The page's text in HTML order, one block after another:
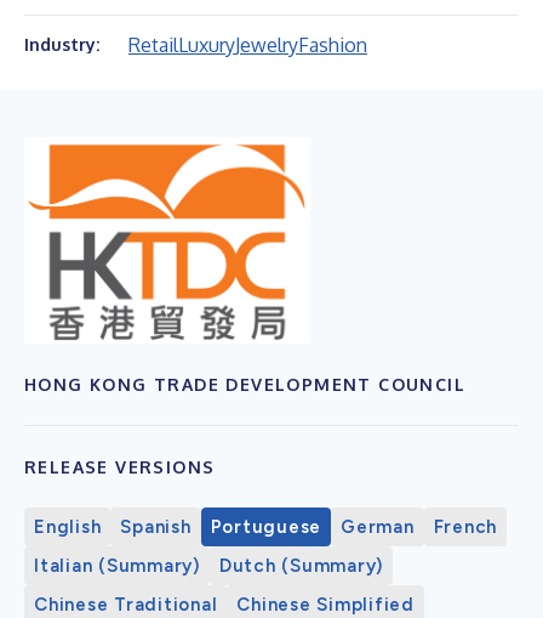
Industry: RetailLuxuryJewelryFashion
HONG KONG TRADE DEVELOPMENT COUNCIL
RELEASE VERSIONS
English Spanish Portuguese German
French
Italian (Summary)
Dutch (Summary)
Chinese Traditional
Chinese Simplified